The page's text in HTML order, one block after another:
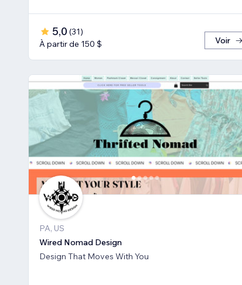
5,0 (31)
À partir de 150 $
Voir
PA, US
Wired Nomad Design
Design That Moves With You